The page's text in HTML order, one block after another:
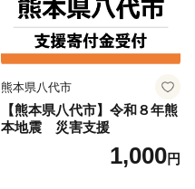
熊本県八代市
【熊本県八代市】令和８年熊
本地震 災害支援
1,000円